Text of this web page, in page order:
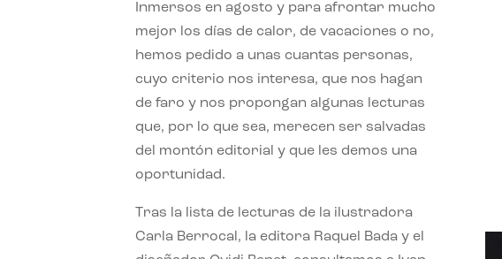
Inmersos en agosto y para afrontar mucho
mejor los días de calor, de vacaciones o no,
hemos pedido a unas cuantas personas,
cuyo criterio nos interesa, que nos hagan
de faro y nos propongan algunas lecturas
que, por lo que sea, merecen ser salvadas
del montón editorial y que les demos una
oportunidad.
Tras la lista de lecturas de la ilustradora
Carla Berrocal, la editora Raquel Bada y el